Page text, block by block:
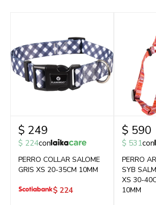
$ 249
$ 224con
PERRO COLLAR SALOME
GRIS XS 20-35CM 10MM
$ 224
$ 590
$ 531con
PERRO
SYB
XS 30-
10MM